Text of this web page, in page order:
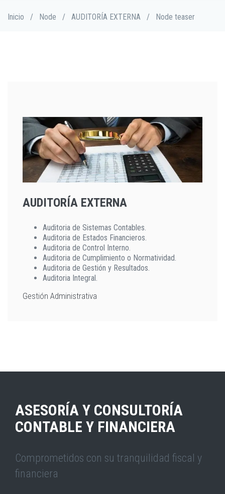
Sobrescribir
Inicio / Node / AUDITORÍA EXTERNA / Node teaser
AUDITORÍA EXTERNA
Auditoria de Sistemas Contables.
Auditoria de Estados Financieros.
Auditoria de Control Interno.
Auditoria de Cumplimiento o Normatividad.
Auditoria de Gestión y Resultados.
Auditoria Integral.
Gestión Administrativa
ASESORÍA Y CONSULTORÍA
CONTABLE Y FINANCIERA
Comprometidos con su tranquilidad fiscal y
financiera